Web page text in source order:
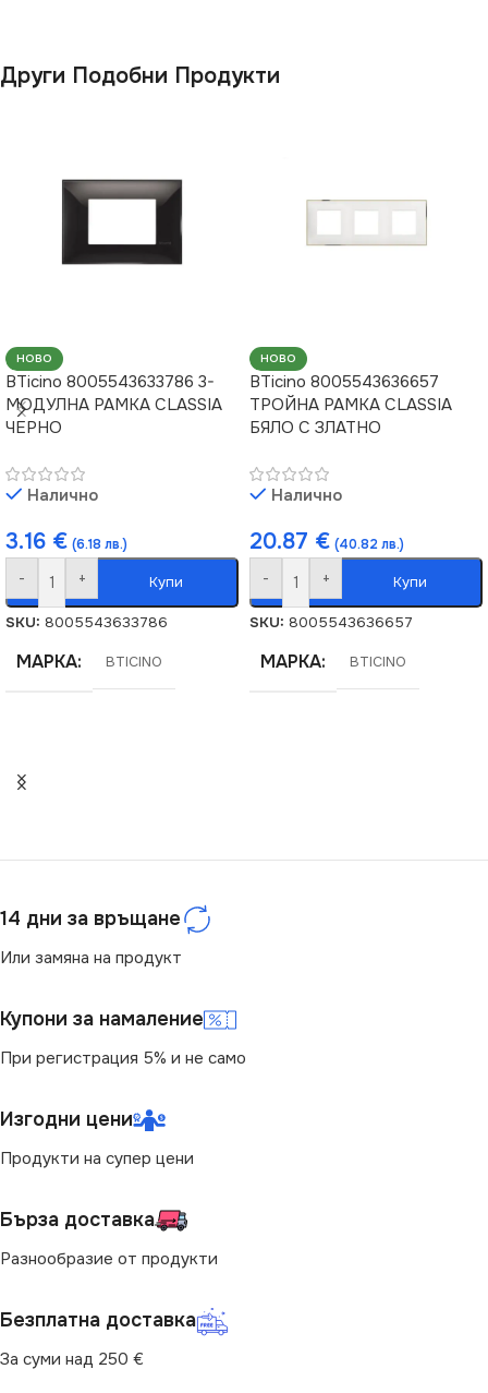
Други Подобни Продукти
НОВО
BTicino 8005543633786 3-
МОДУЛНА РАМКА CLASSIA
ЧЕРНО
Налично
3.16 € (6.18 лв.)
- + Купи
SKU: 8005543633786
МАРКА BTICINO
НОВО
BTicino 8005543636657
ТРОЙНА РАМКА CLASSIA
БЯЛО С ЗЛАТНО
Налично
20.87 € (40.82 лв.)
- + Купи
SKU: 8005543636657
МАРКА BTICINO
14 дни за връщане
Или замяна на продукт
Купони за намаление
При регистрация 5% и не само
Изгодни цени
Продукти на супер цени
Бърза доставка
Разнообразие от продукти
Безплатна доставка
За суми над 250 €